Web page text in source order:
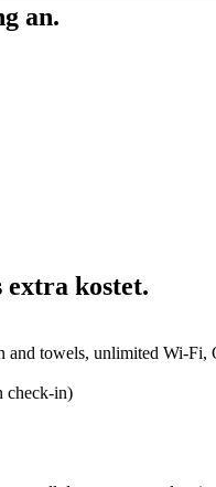
an.
extra kostet.
and towels, unlimited Wi-Fi,
check-in)